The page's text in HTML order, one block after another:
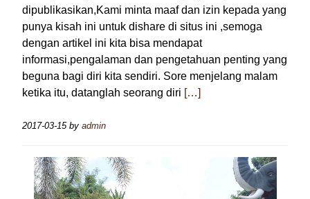
dipublikasikan,Kami minta maaf dan izin kepada yang
punya kisah ini untuk dishare di situs ini ,semoga
dengan artikel ini kita bisa mendapat
informasi,pengalaman dan pengetahuan penting yang
beguna bagi diri kita sendiri. Sore menjelang malam
ketika itu, datanglah seorang diri […]
2017-03-15by admin